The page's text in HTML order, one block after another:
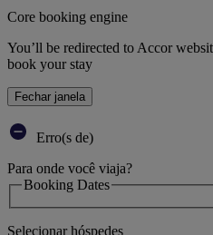
Core booking engine
You’ll be redirected to Accor
book your stay
Fechar janela
Erro(s de)
Para onde você viaja?
Booking Dates
Selecionar hóspedes